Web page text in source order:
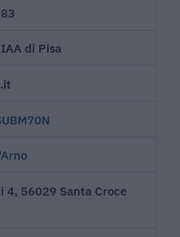
di Pisa
4, 56029 Santa Croce